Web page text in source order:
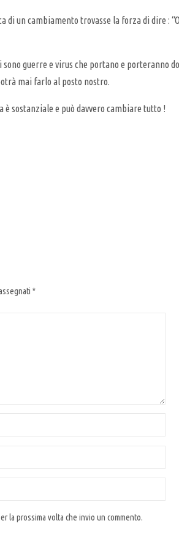
un cambiamento trovasse la forza di dire :
guerre e virus che portano e porteranno
mai farlo al posto nostro.
sostanziale e può davvero cambiare tutto !
*
la prossima volta che invio un commento.